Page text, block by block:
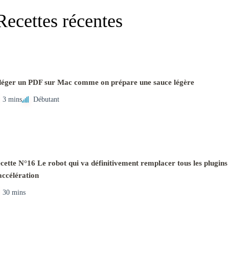
récentes
un PDF sur Mac comme on prépare une sauce légère
3 mins Débutant
N°16 Le robot qui va définitivement remplacer tous les plugins
30 mins